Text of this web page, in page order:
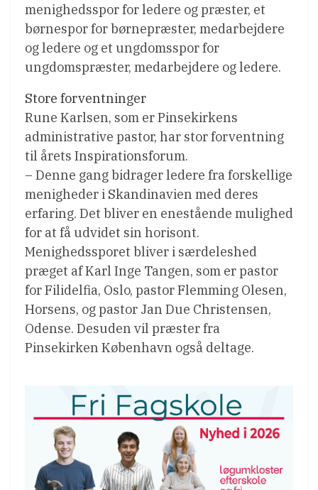
menighedsspor for ledere og præster, et
børnespor for børnepræster, medarbejdere
og ledere og et ungdomsspor for
ungdomspræster, medarbejdere og ledere.
Store forventninger
Rune Karlsen, som er Pinsekirkens
administrative pastor, har stor forventning
til årets Inspirationsforum.
– Denne gang bidrager ledere fra forskellige
menigheder i Skandinavien med deres
erfaring. Det bliver en enestående mulighed
for at få udvidet sin horisont.
Menighedssporet bliver i særdeleshed
præget af Karl Inge Tangen, som er pastor
for Filidelfia, Oslo, pastor Flemming Olesen,
Horsens, og pastor Jan Due Christensen,
Odense. Desuden vil præster fra
Pinsekirken København også deltage.